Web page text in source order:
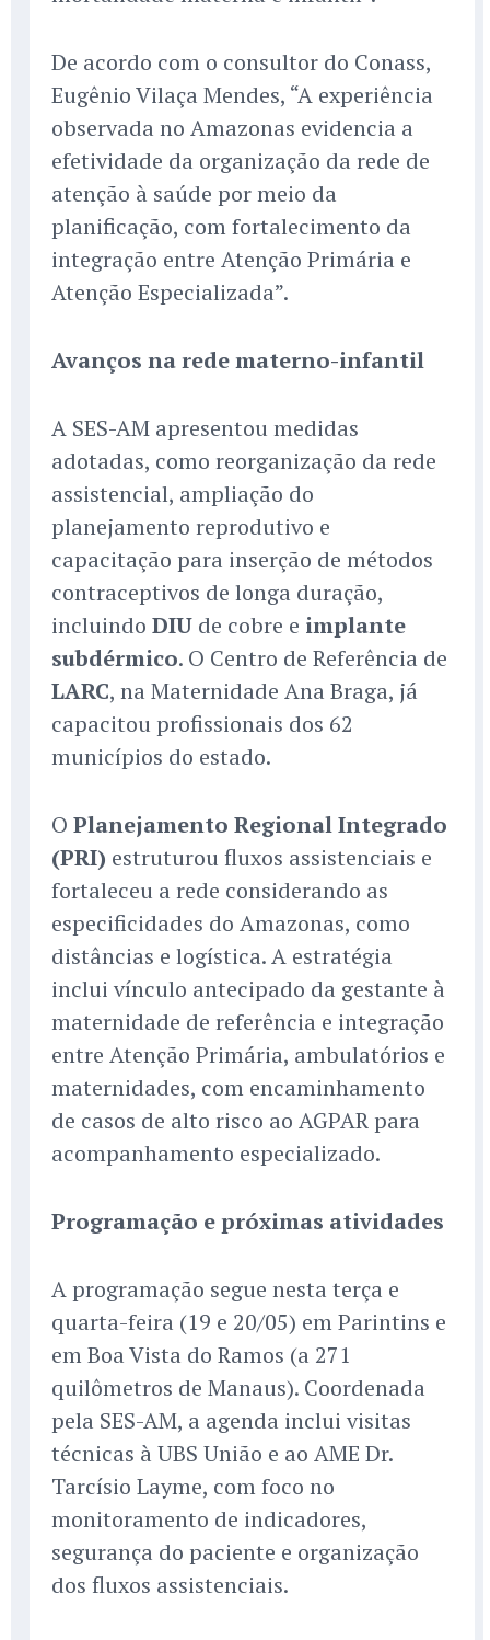
De acordo com o consultor do Conass,
Eugênio Vilaça Mendes, “A experiência
observada no Amazonas evidencia a
efetividade da organização da rede de
atenção à saúde por meio da
planificação, com fortalecimento da
integração entre Atenção Primária e
Atenção Especializada”.
Avanços na rede materno-infantil
A SES-AM apresentou medidas
adotadas, como reorganização da rede
assistencial, ampliação do
planejamento reprodutivo e
capacitação para inserção de métodos
contraceptivos de longa duração,
incluindo DIU de cobre e implante
subdérmico. O Centro de Referência de
LARC, na Maternidade Ana Braga, já
capacitou profissionais dos 62
municípios do estado.
O Planejamento Regional Integrado
(PRI) estruturou fluxos assistenciais e
fortaleceu a rede considerando as
especificidades do Amazonas, como
distâncias e logística. A estratégia
inclui vínculo antecipado da gestante à
maternidade de referência e integração
entre Atenção Primária, ambulatórios e
maternidades, com encaminhamento
de casos de alto risco ao AGPAR para
acompanhamento especializado.
Programação e próximas atividades
A programação segue nesta terça e
quarta-feira (19 e 20/05) em Parintins e
em Boa Vista do Ramos (a 271
quilômetros de Manaus). Coordenada
pela SES-AM, a agenda inclui visitas
técnicas à UBS União e ao AME Dr.
Tarcísio Layme, com foco no
monitoramento de indicadores,
segurança do paciente e organização
dos fluxos assistenciais.